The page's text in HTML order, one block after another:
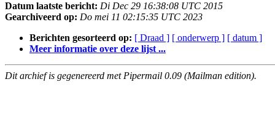
Datum laatste bericht: Di Dec 29 16:38:08 UTC 2015
Gearchiveerd op: Do mei 11 02:15:35 UTC 2023
Berichten gesorteerd op: [ Draad ] [ onderwerp ] [ datum ]
Meer informatie over deze lijst ...
Dit archief is gegenereerd met Pipermail 0.09 (Mailman edition).